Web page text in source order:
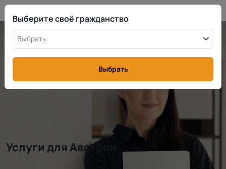
Услуги для Австрии
Выберите своё гражданство
Выбрать
Выбрать